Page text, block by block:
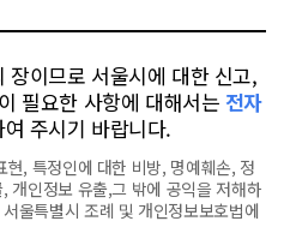
장이므로 서울시에 대한 신고,
필요한 사항에 대해서는 전자
여 주시기 바랍니다.
, 특정인에 대한 비방, 명예훼손, 정
개인정보 유출,그 밖에 공익을 저해하
울특별시 조례 및 개인정보보호법에